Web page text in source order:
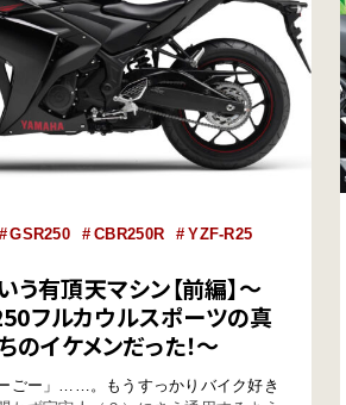
GSR250 CBR250R
YZF-R25
う有頂天マシン【前編】～
フルカウルスポーツの真
のイケメンだった！～
ごー」……。もうすっかりバイク好き